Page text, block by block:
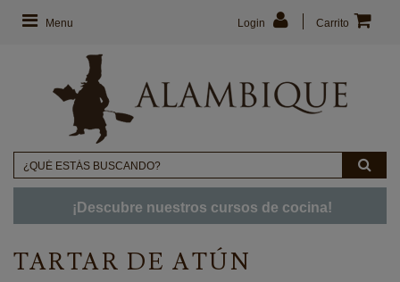
Menu Carrito
Login
¡Descubre nuestros cursos de cocina!
TARTAR DE ATÚN